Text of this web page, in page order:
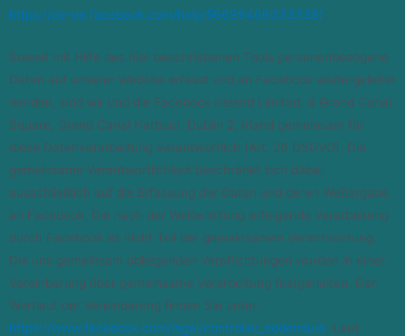
https://de-de.facebook.com/help/566994660333381
Soweit mit Hilfe des hier beschriebenen Tools personenbezogene
Daten auf unserer Website erfasst und an Facebook weitergeleitet
werden, sind wir und die Facebook Ireland Limited, 4 Grand Canal
Square, Grand Canal Harbour, Dublin 2, Irland gemeinsam für
diese Datenverarbeitung verantwortlich (Art. 26 DSGVO). Die
gemeinsame Verantwortlichkeit beschränkt sich dabei
ausschließlich auf die Erfassung der Daten und deren Weitergabe
an Facebook. Die nach der Weiterleitung erfolgende Verarbeitung
durch Facebook ist nicht Teil der gemeinsamen Verantwortung.
Die uns gemeinsam obliegenden Verpflichtungen wurden in einer
Vereinbarung über gemeinsame Verarbeitung festgehalten. Den
Wortlaut der Vereinbarung finden Sie unter:
https://www.facebook.com/legal/controller_addendum . Laut